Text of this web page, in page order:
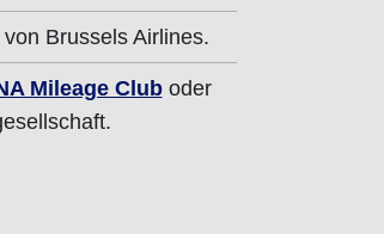
Brussels Airlines.
Mileage Cluboder